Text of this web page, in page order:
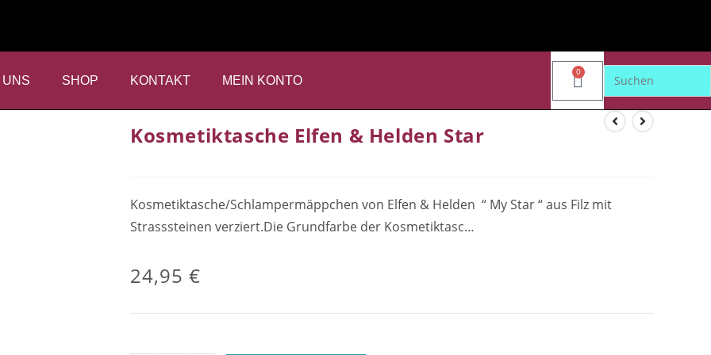
SHOP KONTAKT MEIN KONTO
0
Kosmetiktasche Elfen & Helden Star
Kosmetiktasche/Schlampermäppchen von Elfen & Helden “ My Star “ aus Filz mit
Strasssteinen verziert.Die Grundfarbe der Kosmetiktasc…
24,95 €